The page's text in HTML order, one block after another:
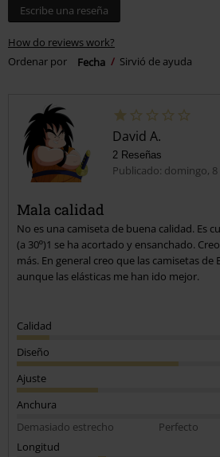
Escribe una reseña
How do reviews work?
Ordenar por
Fecha Sirvió de ayuda
David A.
2 Reseñas
Publicado: domingo,
Mala calidad
No es una camiseta de buena calidad. Es
(a 30º)1 se ha acortado y ensanchado.
más. En general creo que las camisetas de
aunque las elásticas me han ido mejor.
Calidad
Diseño
Ajuste
Anchura
Demasiado estrecho
Perfecto
Longitud